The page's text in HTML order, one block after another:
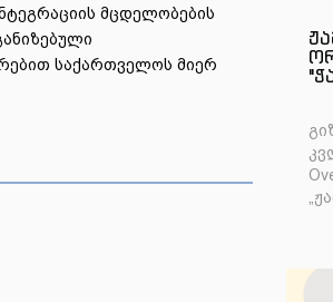
მცდელობების
საქართველოს მიერ